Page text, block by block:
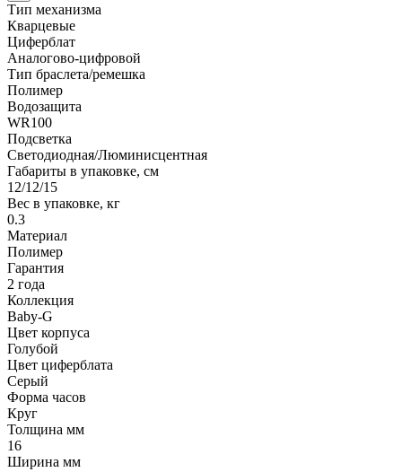
Тип механизма
Кварцевые
Циферблат
Аналогово-цифровой
Тип браслета/ремешка
Полимер
Водозащита
WR100
Подсветка
Светодиодная/Люминисцентная
Габариты в упаковке, см
12/12/15
Вес в упаковке, кг
0.3
Материал
Полимер
Гарантия
2 года
Коллекция
Baby-G
Цвет корпуса
Голубой
Цвет циферблата
Серый
Форма часов
Круг
Толщина мм
16
Ширина мм